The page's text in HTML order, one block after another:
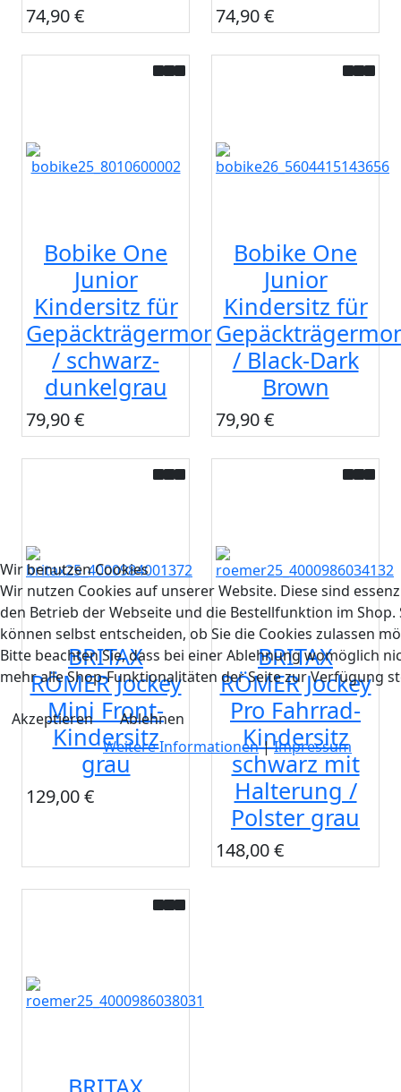
74,90 € 74,90 €
Bobike One
Junior
Kindersitz für
Gepäckträgermontage
/ schwarz-
dunkelgrau
79,90 €
Bobike One
Junior
Kindersitz für
/ Black-Dark
Brown
79,90 €
BRITAX
RÖMER Jockey
Mini Front-
Kindersitz
grau
129,00 €
BRITAX
RÖMER Jockey
Pro Fahrrad-
Kindersitz
schwarz mit
Halterung /
Polster grau
148,00 €
Wir benutzen Cookies
Wir nutzen Cookies auf unserer Website. Diese sind
den Betrieb der Webseite und die Bestellfunktion im Shop.
können selbst entscheiden, ob Sie die Cookies zulassen
Bitte beachten Sie, dass bei einer Ablehnung womöglich
mehr alle Shop-Funktionalitäten der Seite zur Verfügung
Akzeptieren
Ablehnen
Weitere Informationen|Impressum